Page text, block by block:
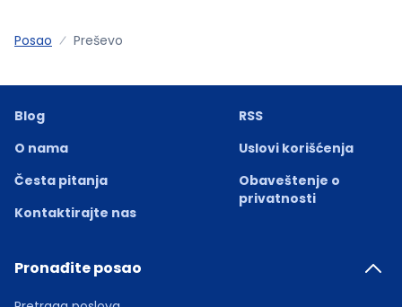
Posao Preševo
Blog
O nama
Česta pitanja
Kontaktirajte nas
RSS
Uslovi korišćenja
Obaveštenje o
privatnosti
Pronađite posao